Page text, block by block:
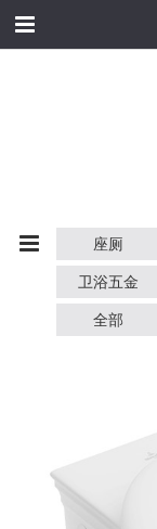
座厕
卫浴五金
全部